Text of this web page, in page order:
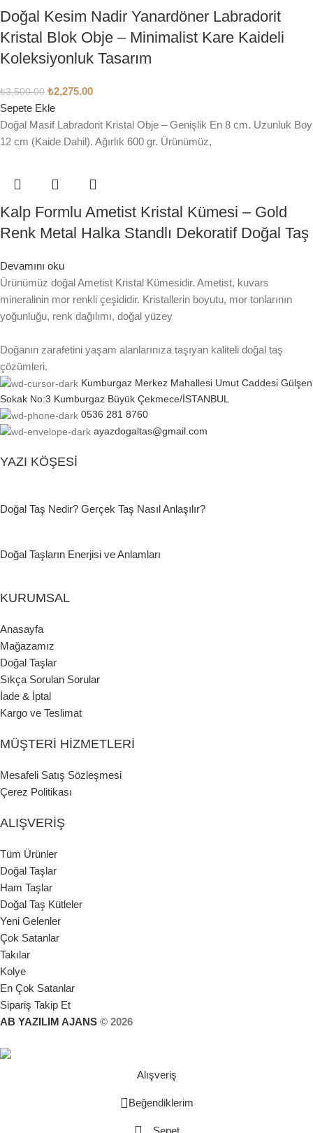
Doğal Kesim Nadir Yanardöner Labradorit
Kristal Blok Obje – Minimalist Kare Kaideli
Koleksiyonluk Tasarım
₺3,500.00 ₺2,275.00
Sepete Ekle
Doğal Masif Labradorit Kristal Obje – Genişlik En 8 cm. Uzunluk Boy
12 cm (Kaide Dahil). Ağırlık 600 gr. Ürünümüz,
Kalp Formlu Ametist Kristal Kümesi – Gold
Renk Metal Halka Standlı Dekoratif Doğal Taş
Devamını oku
Ürünümüz doğal Ametist Kristal Kümesidir. Ametist, kuvars
mineralinin mor renkli çeşididir. Kristallerin boyutu, mor tonlarının
yoğunluğu, renk dağılımı, doğal yüzey
Doğanın zarafetini yaşam alanlarınıza taşıyan kaliteli doğal taş
çözümleri.
Kumburgaz Merkez Mahallesi Umut Caddesi Gülşen
Sokak No:3 Kumburgaz Büyük Çekmece/İSTANBUL
0536 281 8760
ayazdogaltas@gmail.com
YAZI KÖŞESI
Doğal Taş Nedir? Gerçek Taş Nasıl Anlaşılır?
Doğal Taşların Enerjisi ve Anlamları
KURUMSAL
Anasayfa
Mağazamız
Doğal Taşlar
Sıkça Sorulan Sorular
İade & İptal
Kargo ve Teslimat
MÜŞTERI HIZMETLERI
Mesafeli Satış Sözleşmesi
Çerez Politikası
ALIŞVERIŞ
Tüm Ürünler
Doğal Taşlar
Ham Taşlar
Doğal Taş Kütleler
Yeni Gelenler
Çok Satanlar
Takılar
Kolye
En Çok Satanlar
Sipariş Takip Et
AB YAZILIM AJANS © 2026
Alışveriş
Beğendiklerim